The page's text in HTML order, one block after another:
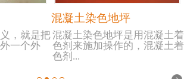
，就是把
一个外
混凝土染色地坪
混凝土染色地坪是用混凝土着
色剂来施加操作的，混凝土着
色剂...